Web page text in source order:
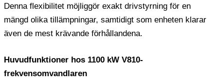
Denna flexibilitet möjliggör exakt drivstyrning för en
mängd olika tillämpningar, samtidigt som enheten klarar
även de mest krävande förhållandena.
Huvudfunktioner hos 1100 kW V810-
frekvensomvandlaren